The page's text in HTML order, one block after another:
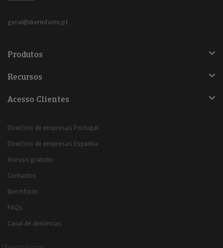
geral@iberinform.pt
Produtos
Recursos
Acesso Clientes
Diretório de empresas Portugal
Diretório de empresas Espanha
Acesso gratuito
Contactos
Iberinform
FAQs
Canal de denúncias